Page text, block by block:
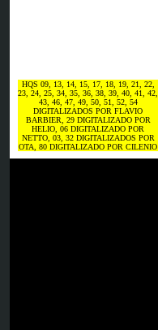
HQS 09, 13, 14, 15, 17, 18, 19, 21, 22,
23, 24, 25, 34, 35, 36, 38, 39, 40, 41, 42,
43, 46, 47, 49, 50, 51, 52, 54
DIGITALIZADOS POR FLAVIO
BARBIER, 29 DIGITALIZADO POR
HELIO, 06 DIGITALIZADO POR
NETTO, 03, 32 DIGITALIZADOS POR
OTA, 80 DIGITALIZADO POR CILENIO